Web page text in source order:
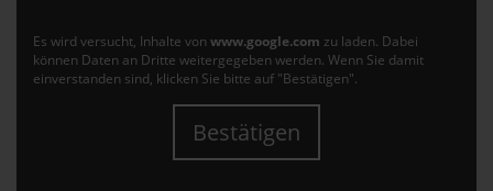
Es wird versucht, Inhalte von www.google.com zu laden. Dabei
können Daten an Dritte weitergegeben werden. Wenn Sie damit
einverstanden sind, klicken Sie bitte auf "Bestätigen".
Bestätigen